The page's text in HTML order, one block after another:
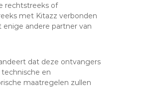
rechtstreeks of
met Kitazz verbonden
enige andere partner van
dat deze ontvangers
en
maatregelen zullen